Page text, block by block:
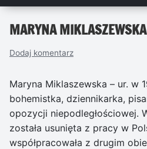
MARYNA MIKLASZEWSKA
Dodaj komentarz
Maryna Miklaszewska – ur. w
bohemistka, dziennikarka,
opozycji niepodległościowej.
została usunięta z pracy w
współpracowała z drugim